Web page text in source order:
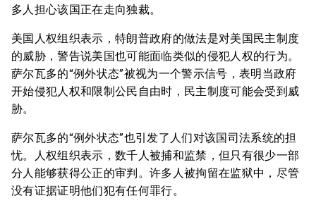
多人担心该国正在走向独裁。
美国人权组织表示，特朗普政府的做法是对美国民主制度
的威胁，警告说美国也可能面临类似的侵犯人权的行为。
萨尔瓦多的“例外状态”被视为一个警示信号，表明当政府
开始侵犯人权和限制公民自由时，民主制度可能会受到威
胁。
萨尔瓦多的“例外状态”也引发了人们对该国司法系统的担
忧。人权组织表示，数千人被捕和监禁，但只有很少一部
分人能够获得公正的审判。许多人被拘留在监狱中，尽管
没有证据证明他们犯有任何罪行。